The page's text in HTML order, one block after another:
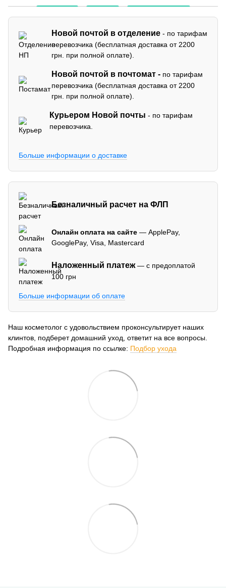
Новой почтой в отделение - по тарифам
перевозчика (бесплатная доставка от 2200
грн. при полной оплате).
Новой почтой в почтомат - по тарифам
перевозчика (бесплатная доставка от 2200
грн. при полной оплате).
Курьером Новой почты - по тарифам
перевозчика.
Больше информации о доставке
Безналичный расчет на ФЛП
Онлайн оплата на сайте — ApplePay,
GooglePay, Visa, Mastercard
Наложенный платеж— с предоплатой
100 грн
Больше информации об оплате
Наш косметолог с удовольствием проконсультирует наших
клинтов, подберет домашний уход, ответит на все вопросы.
Подробная информация по ссылке: Подбор ухода